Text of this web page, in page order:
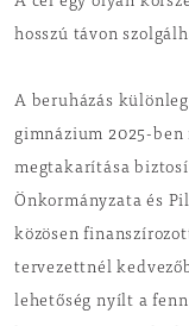
hosszú távon
A beruházás
gimnázium 2025-
megtakarítása
Önkormányzata és
közösen
tervezettnél
lehetőség nyílt a